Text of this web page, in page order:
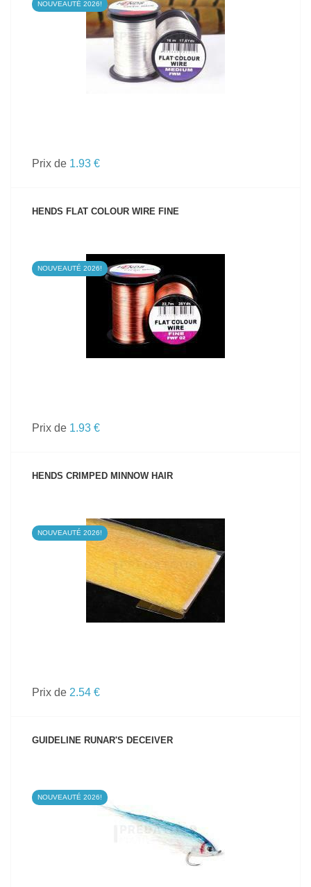
NOUVEAUTÉ 2026!
VOIR LE PRODUIT
Prix de 1.93 €
HENDS FLAT COLOUR WIRE FINE
NOUVEAUTÉ 2026!
VOIR LE PRODUIT
Prix de 1.93 €
HENDS CRIMPED MINNOW HAIR
NOUVEAUTÉ 2026!
VOIR LE PRODUIT
Prix de 2.54 €
GUIDELINE RUNAR'S DECEIVER
NOUVEAUTÉ 2026!
VOIR LE PRODUIT